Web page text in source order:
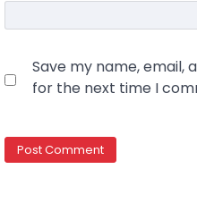
Save my name, email,
for the next time I